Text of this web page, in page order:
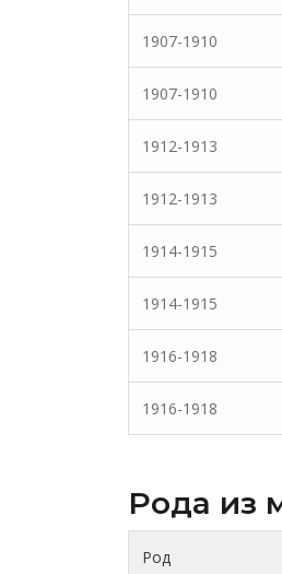
1907-1910
1907-1910
1912-1913
1912-1913
1914-1915
1914-1915
1916-1918
1916-1918
Рода из
Род